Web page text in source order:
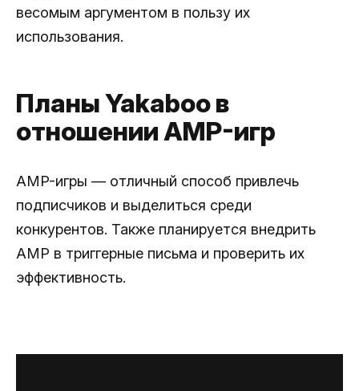
весомым аргументом в пользу их
использования.
Планы Yakaboo в
отношении AMP-игр
AMP-игры — отличный способ привлечь
подписчиков и выделиться среди
конкурентов. Также планируется внедрить
AMP в триггерные письма и проверить их
эффективность.